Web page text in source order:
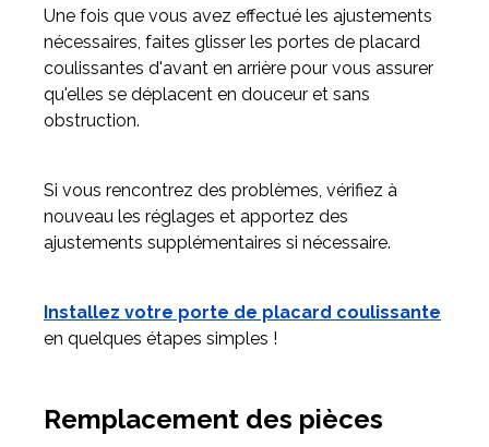
Une fois que vous avez effectué les ajustements
nécessaires, faites glisser les portes de placard
coulissantes d'avant en arrière pour vous assurer
qu'elles se déplacent en douceur et sans
obstruction.
Si vous rencontrez des problèmes, vérifiez à
nouveau les réglages et apportez des
ajustements supplémentaires si nécessaire.
Installez votre porte de placard coulissante
en quelques étapes simples !
Remplacement des pièces